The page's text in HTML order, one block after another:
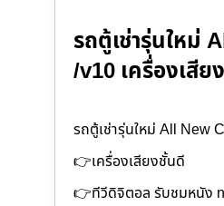
รถตู้เช่ารุ่นใหม่
/v10 เครื่องเสี
รถตู้เช่ารุ่นใหม่ All New
👉เครื่องเสียงชั้นดี
👉ทีวีดิจิตอล รับชมหนัง